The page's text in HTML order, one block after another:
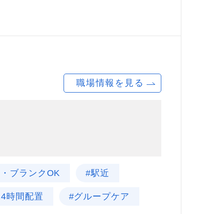
職場情報を見る
ブランクOK #駅近
時間配置 #グループケア